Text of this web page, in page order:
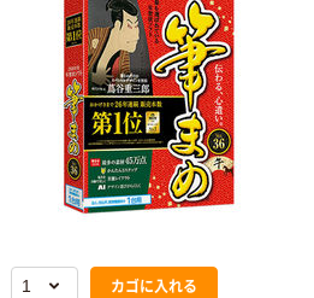
カゴに入れる